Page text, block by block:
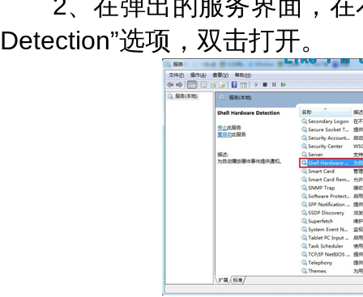
Detection”选项，双击打开。